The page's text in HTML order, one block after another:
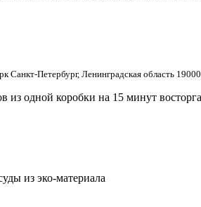
Санкт-Петербург, Ленинградская область
из одной коробки на 15 минут восторга
из эко-материала